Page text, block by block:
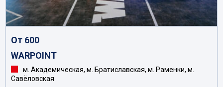
От 600
WARPOINT
м. Академическая, м. Братиславская, м. Раменки, м.
Савёловская